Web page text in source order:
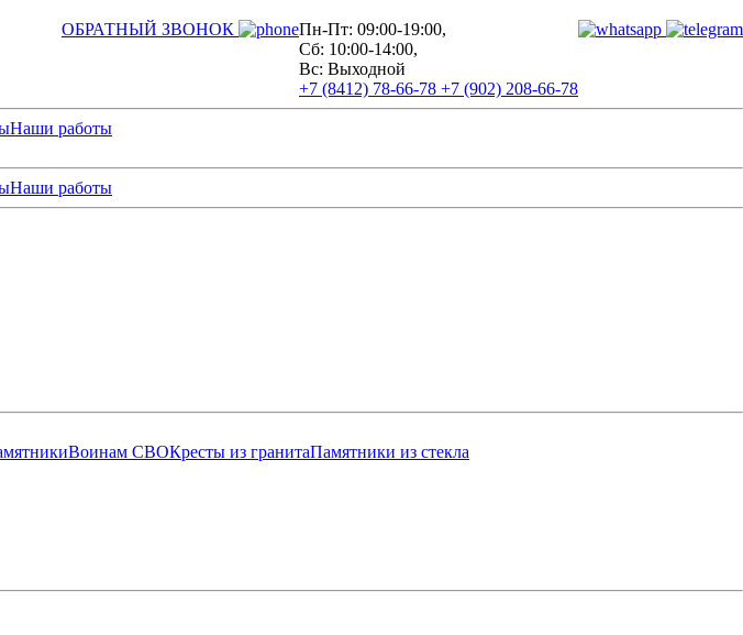
ОБРАТНЫЙ ЗВОНОК
Пн-Пт: 09:00-19:00,
Сб: 10:00-14:00,
Вс: Выходной
+7 (8412) 78-66-78 +7 (902) 208-66-78
Наши работы
Наши работы
Воинам СВОКресты из гранитаПамятники из стекла